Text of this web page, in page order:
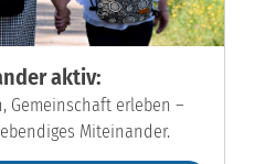
aktiv:
Gemeinschaft erleben –
Miteinander.